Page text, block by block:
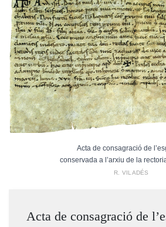
Acta de consagració de
conservada a l’arxiu de la
R. VILADÉS
Acta de consagració de